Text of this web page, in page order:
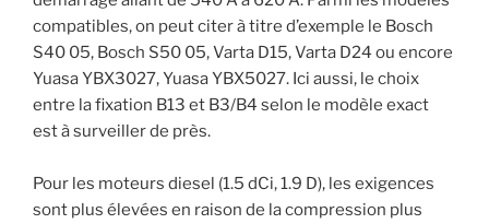
compatibles, on peut citer à titre d’exemple le Bosch
S40 05, Bosch S50 05, Varta D15, Varta D24 ou encore
Yuasa YBX3027, Yuasa YBX5027. Ici aussi, le choix
entre la fixation B13 et B3/B4 selon le modèle exact
est à surveiller de près.
Pour les moteurs diesel (1.5 dCi, 1.9 D), les exigences
sont plus élevées en raison de la compression plus